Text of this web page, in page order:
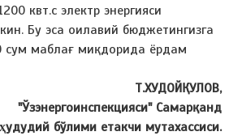
квт.с электр энергияси
Бу эса оилавий бюджетингизга
маблағ миқдорида ёрдам
Т.ХУДОЙҚУЛОВ,
"Ўзэнергоинспекцияси" Самарқанд
ҳудудий бўлими етакчи мутахассиси.